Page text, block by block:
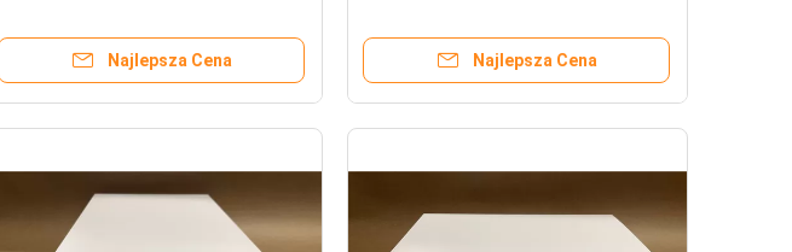
Najlepsza Cena Najlepsza Cena